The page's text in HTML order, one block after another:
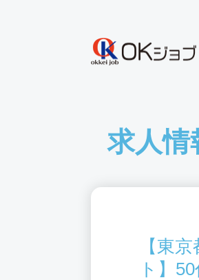
求人情
【東
ト】